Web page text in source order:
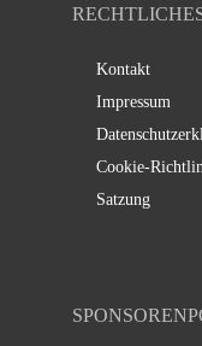
Kontakt
Impressum
Cookie-
Satzung